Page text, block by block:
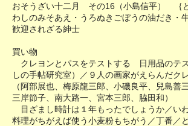
おそうざい十二月 その16（小島信平） ｛
わしのみそあえ・うろぬきごぼうの油だき・
歓迎されざる紳士
買い物
クレヨンとパスをテストする 日用品のテ
しの手帖研究室）／９人の画家がえらんだク
（阿部展也、梅原龍三郎、小磯良平、兒島善
三岸節子、南大路一、宮本三郎、脇田和）
目ざまし時計は１年もったでしょうか／い
料理がちがえば使う小麦粉もちがう／丁番／